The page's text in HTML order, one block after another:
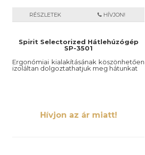
RÉSZLETEK HÍVJON!
Spirit Selectorized Hátlehúzógép
SP-3501
Ergonómiai kialakításának köszönhetően
izoláltan dolgoztathatjuk meg hátunkat
Hívjon az ár miatt!